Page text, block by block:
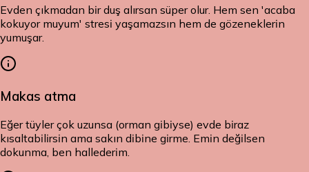
Evden çıkmadan bir duş alırsan süper olur. Hem sen 'acaba
kokuyor muyum' stresi yaşamazsın hem de gözeneklerin
yumuşar.
Makas atma
Eğer tüyler çok uzunsa (orman gibiyse) evde biraz
kısaltabilirsin ama sakın dibine girme. Emin değilsen
dokunma, ben hallederim.